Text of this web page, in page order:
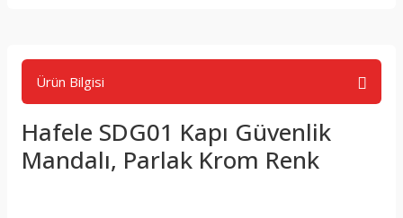
Ürün Bilgisi
Hafele SDG01 Kapı Güvenlik
Mandalı, Parlak Krom Renk